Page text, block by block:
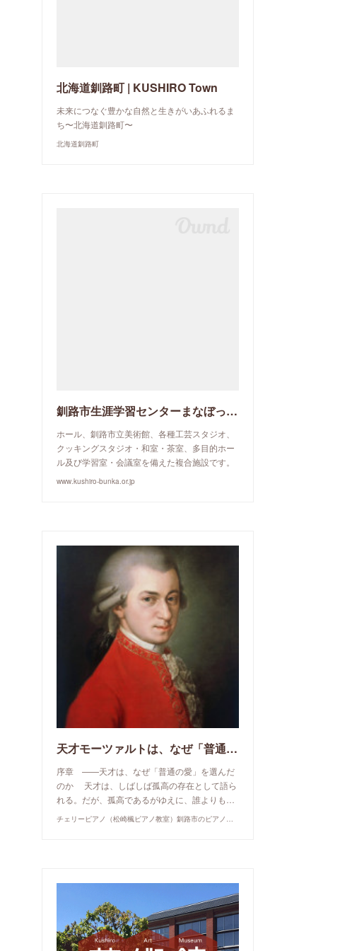
北海道釧路町 | KUSHIRO Town
未来につなぐ豊かな自然と生きがいあふれるま
ち〜北海道釧路町〜
北海道釧路町
釧路市生涯学習センターまなぼっと幣舞
ホール、釧路市立美術館、各種工芸スタジオ、
クッキングスタジオ・和室・茶室、多目的ホー
ル及び学習室・会議室を備えた複合施設です。
www.kushiro-bunka.or.jp
天才モーツァルトは、なぜ「普通の愛」を選んだのか
序章 ——天才は、なぜ「普通の愛」を選んだ
のか 天才は、しばしば孤高の存在として語ら
れる。だが、孤高であるがゆえに、誰よりも…
チェリーピアノ（松崎楓ピアノ教室）釧路市のピアノ教室